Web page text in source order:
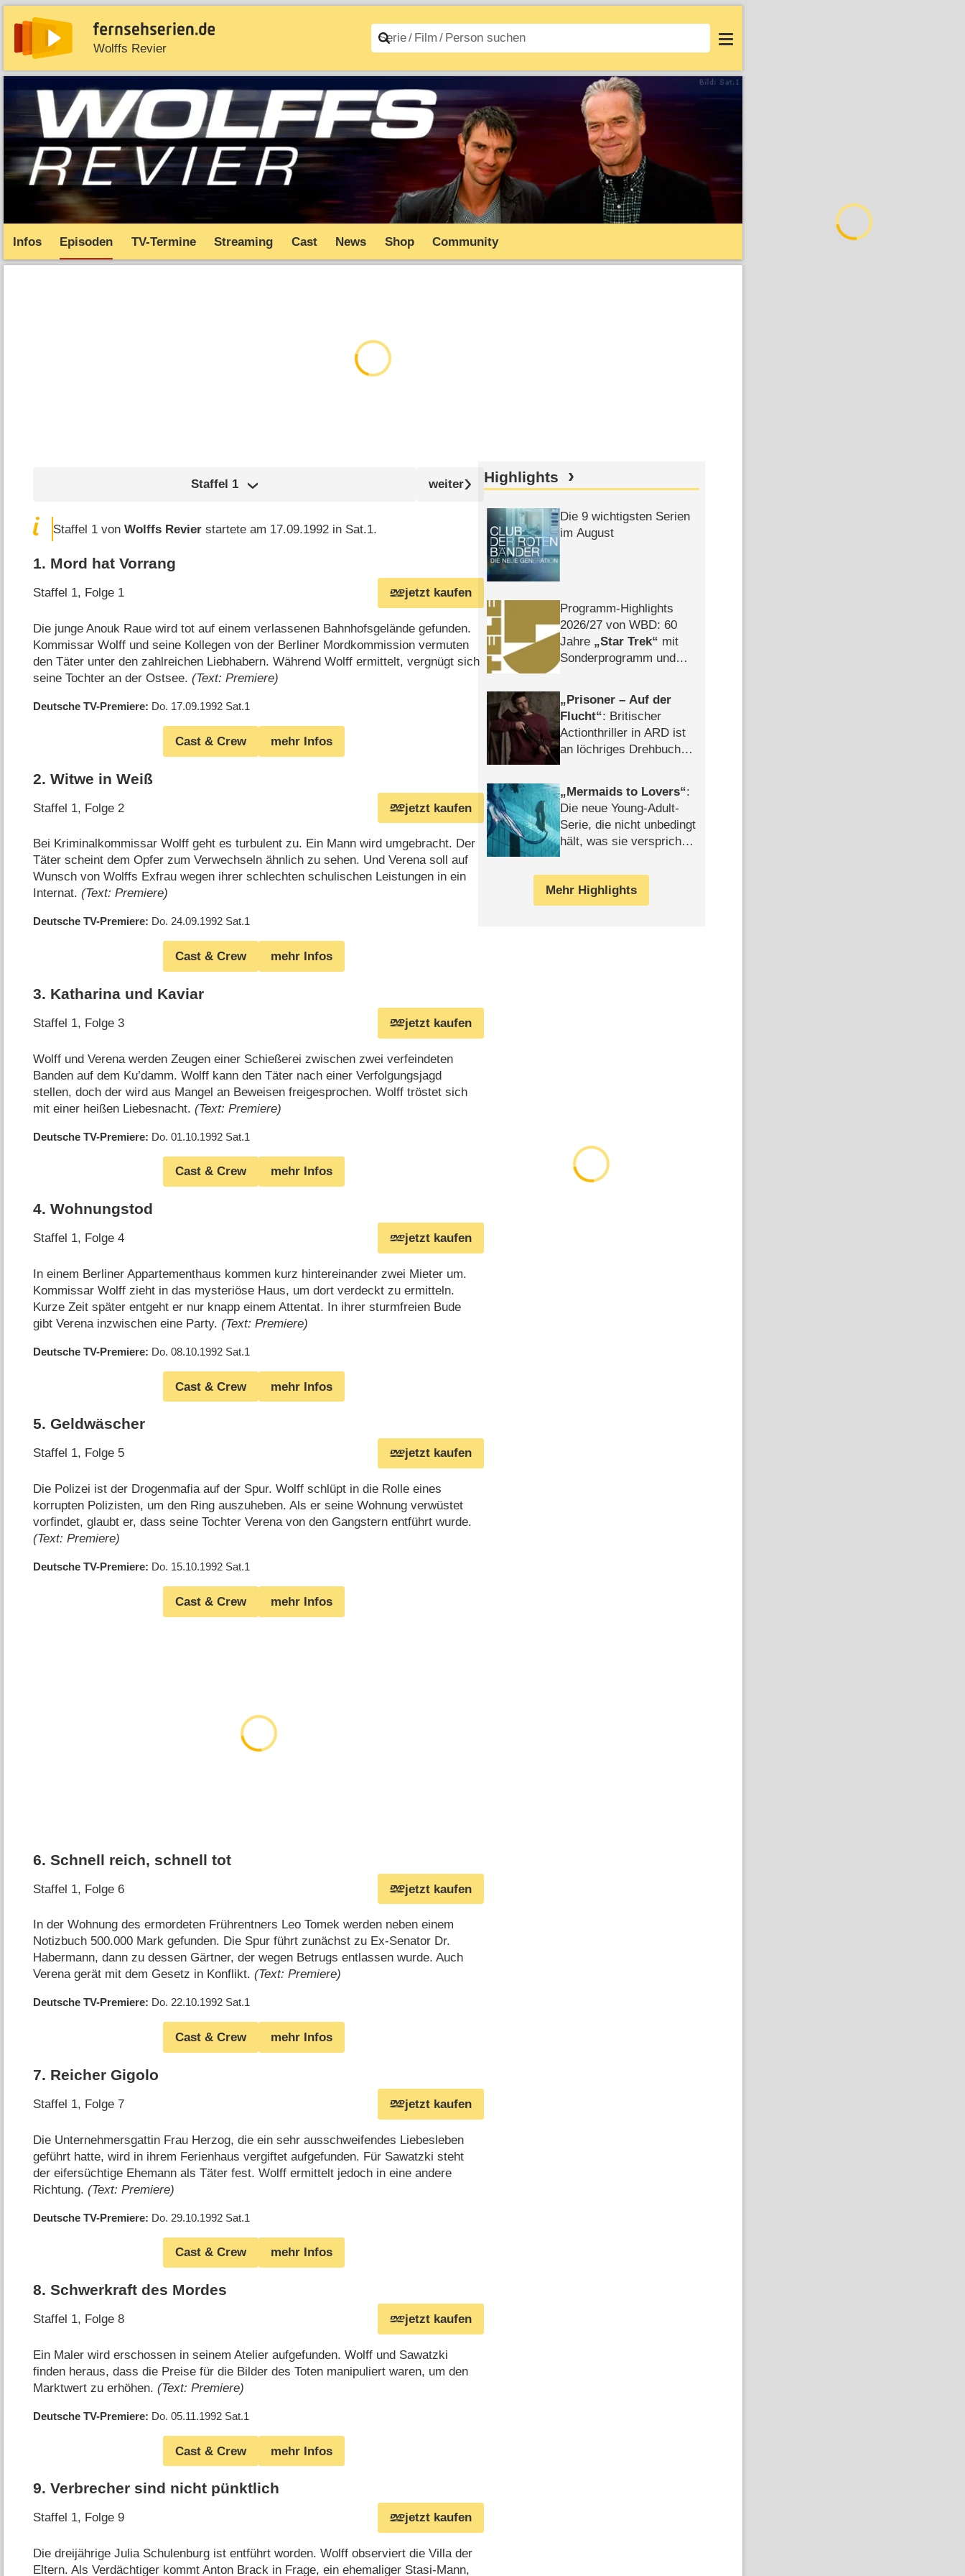
Wolffs Revier
News Entdecken Streaming Filme A–Z Login
Infos Episoden TV-Termine Streaming Cast News Shop Community
Staffel 1
Staffel 1 von Wolffs Revierstartete am 17.09.1992 in Sat.1.
1. Mord hat Vorrang
Staffel 1, Folge 1 jetzt kaufen
Die junge Anouk Raue wird tot auf einem verlassenen Bahnhofsgelände gefunden.
Kommissar Wolff und seine Kollegen von der Berliner Mordkommission vermuten
den Täter unter den zahlreichen Liebhabern. Während Wolff ermittelt, vergnügt sich
seine Tochter an der Ostsee.(Text: Premiere)
Deutsche TV-Premiere Do. 17.09.1992 Sat.1
Cast & Crew mehr Infos
2.Witwe in Weiß
Staffel 1, Folge 2 jetzt kaufen
Bei Kriminalkommissar Wolff geht es turbulent zu. Ein Mann wird umgebracht. Der
Täter scheint dem Opfer zum Verwechseln ähnlich zu sehen. Und Verena soll auf
Wunsch von Wolffs Exfrau wegen ihrer schlechten schulischen Leistungen in ein
Internat.(Text: Premiere)
Deutsche TV-Premiere Do. 24.09.1992 Sat.1
Cast & Crew mehr Infos
3. Katharina und Kaviar
Staffel 1, Folge 3 jetzt kaufen
Wolff und Verena werden Zeugen einer Schießerei zwischen zwei verfeindeten
Banden auf dem Ku’damm. Wolff kann den Täter nach einer Verfolgungsjagd
stellen, doch der wird aus Mangel an Beweisen freigesprochen. Wolff tröstet sich
mit einer heißen Liebesnacht.(Text: Premiere)
Deutsche TV-Premiere Do. 01.10.1992 Sat.1
Cast & Crew mehr Infos
4.Wohnungstod
Staffel 1, Folge 4 jetzt kaufen
In einem Berliner Appartementhaus kommen kurz hintereinander zwei Mieter um.
Kommissar Wolff zieht in das mysteriöse Haus, um dort verdeckt zu ermitteln.
Kurze Zeit später entgeht er nur knapp einem Attentat. In ihrer sturmfreien Bude
gibt Verena inzwischen eine Party.(Text: Premiere)
Deutsche TV-Premiere Do. 08.10.1992 Sat.1
Cast & Crew mehr Infos
5. Geldwäscher
Staffel 1, Folge 5 jetzt kaufen
Die Polizei ist der Drogenmafia auf der Spur. Wolff schlüpt in die Rolle eines
korrupten Polizisten, um den Ring auszuheben. Als er seine Wohnung verwüstet
vorfindet, glaubt er, dass seine Tochter Verena von den Gangstern entführt wurde.
(Text: Premiere)
Deutsche TV-Premiere Do. 15.10.1992 Sat.1
Cast & Crew mehr Infos
6.Schnell reich, schnell tot
Staffel 1, Folge 6 jetzt kaufen
In der Wohnung des ermordeten Frührentners Leo Tomek werden neben einem
Notizbuch 500.000 Mark gefunden. Die Spur führt zunächst zu Ex-Senator Dr.
Habermann, dann zu dessen Gärtner, der wegen Betrugs entlassen wurde. Auch
Verena gerät mit dem Gesetz in Konflikt.(Text: Premiere)
Deutsche TV-Premiere Do. 22.10.1992 Sat.1
Cast & Crew mehr Infos
7. Reicher Gigolo
Staffel 1, Folge 7 jetzt kaufen
Die Unternehmersgattin Frau Herzog, die ein sehr ausschweifendes Liebesleben
geführt hatte, wird in ihrem Ferienhaus vergiftet aufgefunden. Für Sawatzki steht
der eifersüchtige Ehemann als Täter fest. Wolff ermittelt jedoch in eine andere
Richtung.(Text: Premiere)
Deutsche TV-Premiere Do. 29.10.1992 Sat.1
Cast & Crew mehr Infos
8.Schwerkraft des Mordes
Staffel 1, Folge 8 jetzt kaufen
Ein Maler wird erschossen in seinem Atelier aufgefunden. Wolff und Sawatzki
finden heraus, dass die Preise für die Bilder des Toten manipuliert waren, um den
Marktwert zu erhöhen.(Text: Premiere)
Deutsche TV-Premiere Do. 05.11.1992 Sat.1
Cast & Crew mehr Infos
9.Verbrecher sind nicht pünktlich
Staffel 1, Folge 9 jetzt kaufen
Die dreijährige Julia Schulenburg ist entführt worden. Wolff observiert die Villa der
Eltern. Als Verdächtiger kommt Anton Brack in Frage, ein ehemaliger Stasi-Mann,
Highlights
Die 9 wichtigsten Serien
im August
Programm-Highlights
2026/​27 von WBD: 60
Jahre
Star Trek
mit
Sonderprogramm und
Prisoner – Auf der
Flucht : Britischer
Actionthriller in ARD ist
an löchriges Drehbuch
Mermaids to Lovers :
Die neue Young-Adult-
Serie, die nicht unbedingt
hält, was sie verspricht –
Mehr Highlights